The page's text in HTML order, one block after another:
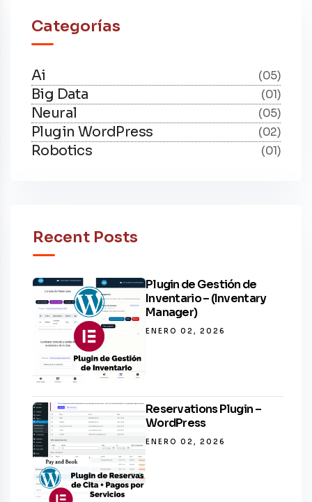
Categorías
Ai (05)
Big Data (01)
Neural (05)
Plugin WordPress (02)
Robotics (01)
Recent Posts
Plugin de Gestión de
Inventario – (Inventary
Manager)
ENERO 02, 2026
Reservations Plugin –
WordPress
ENERO 02, 2026